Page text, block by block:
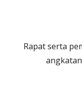
Rapat serta